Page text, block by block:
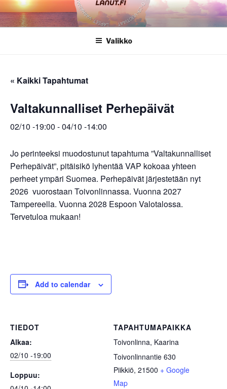
Siirry
sisältöön
Valikko
« Kaikki Tapahtumat
Valtakunnalliset Perhepäivät
02/10 -19:00 -04/10 -14:00
Jo perinteeksi muodostunut tapahtuma ”Valtakunnalliset
Perhepäivät”, pitäisikö lyhentää VAP kokoaa yhteen
perheet ympäri Suomea. Perhepäivät järjestetään nyt
2026 vuorostaan Toivonlinnassa. Vuonna 2027
Tampereella. Vuonna 2028 Espoon Valotalossa.
Tervetuloa mukaan!
Add to calendar
TIEDOT
Alkaa:
02/10 -19:00
Loppuu:
TAPAHTUMAPAIKKA
Toivonlinna, Kaarina
Toivonlinnantie 630
Piikkiö, 21500 + Google
Map